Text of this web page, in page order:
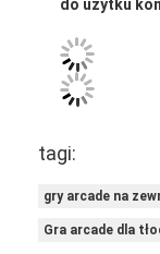
do użytku
tagi:
gry arcade na
Gra arcade dla